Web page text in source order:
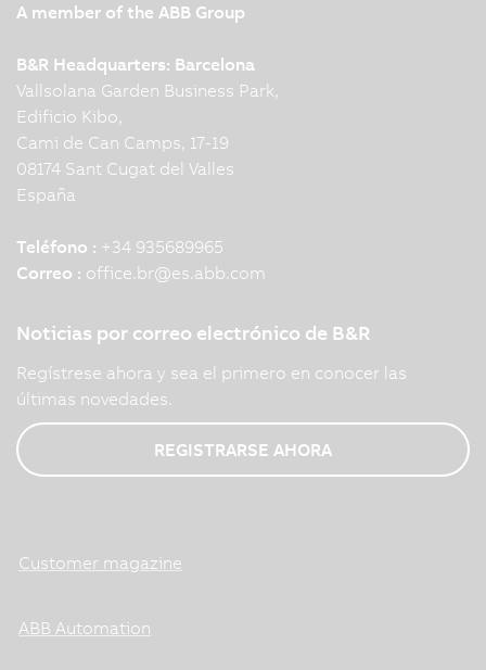
A member of the ABB Group
B&R Headquarters: Barcelona
Vallsolana Garden Business Park,
Edificio Kibo,
Cami de Can Camps, 17-19
08174 Sant Cugat del Valles
España
Teléfono : +34 935689965
Correo : office.br@es.abb.com
Noticias por correo electrónico de B&R
Regístrese ahora y sea el primero en conocer las
últimas novedades.
REGISTRARSE AHORA
Customer magazine
ABB Automation